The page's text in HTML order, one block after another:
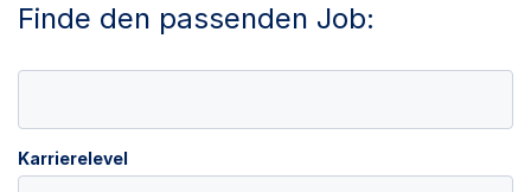
Finde den passenden Job:
Karrierelevel